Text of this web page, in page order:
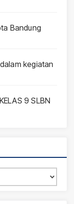
Bandung
kegiatan
9 SLBN